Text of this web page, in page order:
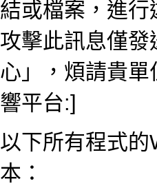
結或檔案，進
攻擊此訊息僅
心」，煩請貴
響平台:]
以下所有程式
本：